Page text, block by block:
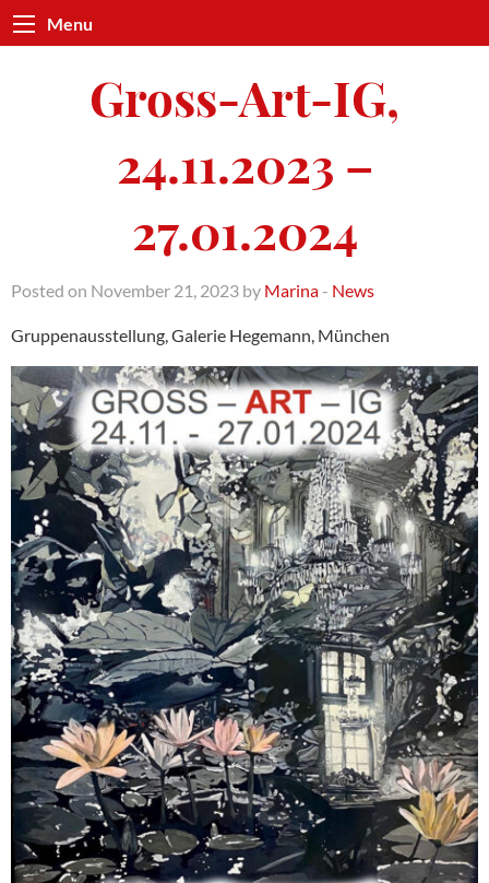
Menu
Gross-Art-IG,
24.11.2023 –
27.01.2024
Posted on November 21, 2023 by Marina - News
Gruppenausstellung, Galerie Hegemann, München